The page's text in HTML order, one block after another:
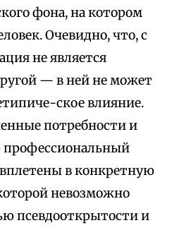
фона, на котором
Очевидно, что, с
не является
— в ней не может
ское влияние.
потребности и
в конкретную
невозможно
псевдооткрытости и